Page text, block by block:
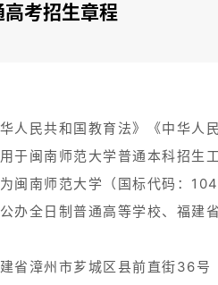
考招生章程
人民共和国教育法》《中华人
于闽南师范大学普通本科招生工
闽南师范大学（国标代码：
办全日制普通高等学校、福建
省漳州市芗城区县前直街36号